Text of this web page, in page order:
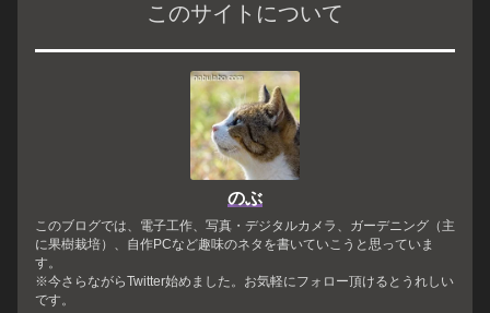
このサイトについて
のぶ
このブログでは、電子工作、写真・デジタルカメラ、ガーデニング（主
に果樹栽培）、自作PCなど趣味のネタを書いていこうと思っていま
す。
※今さらながらTwitter始めました。お気軽にフォロー頂けるとうれしい
です。